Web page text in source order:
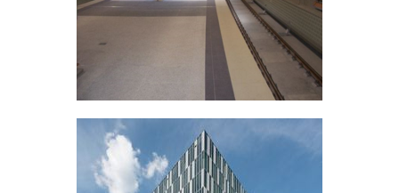
Fürth, Germany